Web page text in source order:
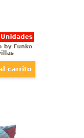
by Funko
Funko